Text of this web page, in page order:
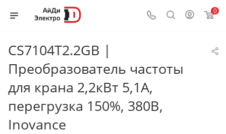
0
CS7104T2.2GB |
Преобразователь частоты
для крана 2,2кВт 5,1А,
перегрузка 150%, 380B,
Inovance